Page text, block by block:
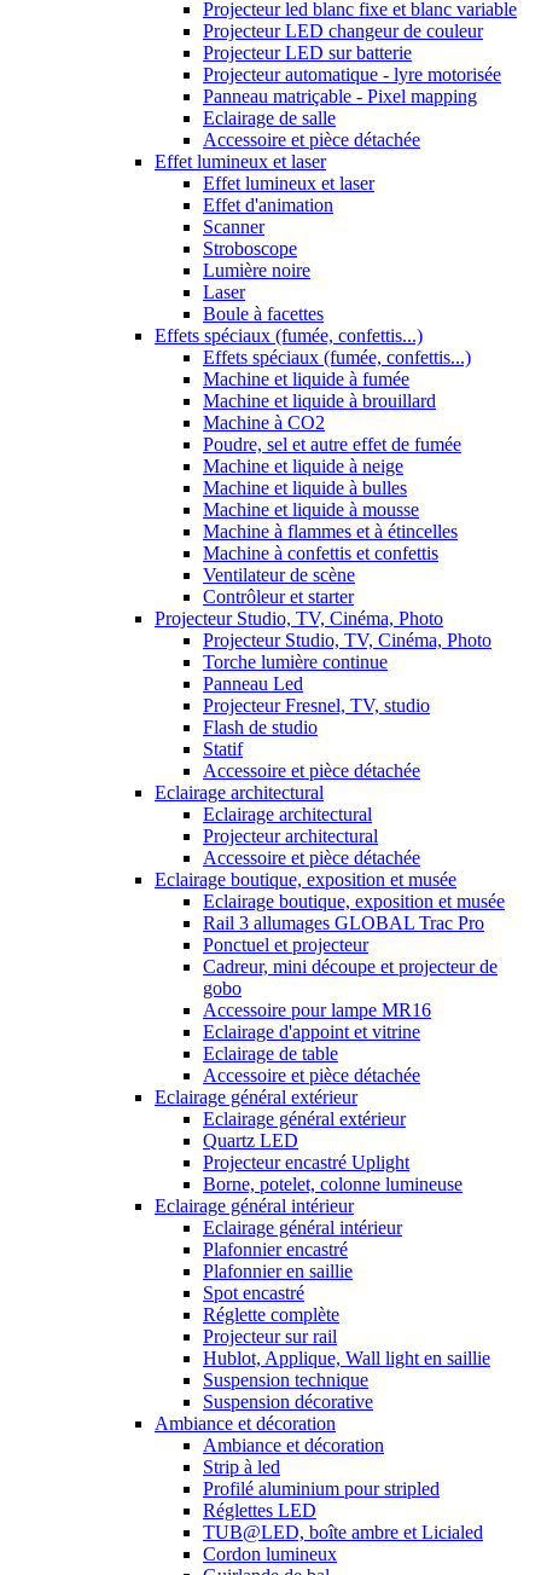
Projecteur led blanc fixe et blanc variable
Projecteur LED changeur de couleur
Projecteur LED sur batterie
Projecteur automatique - lyre motorisée
Panneau matriçable - Pixel mapping
Eclairage de salle
Accessoire et pièce détachée
Effet lumineux et laser
Effet lumineux et laser
Effet d'animation
Scanner
Stroboscope
Lumière noire
Laser
Boule à facettes
Effets spéciaux (fumée, confettis...)
Effets spéciaux (fumée, confettis...)
Machine et liquide à fumée
Machine et liquide à brouillard
Machine à CO2
Poudre, sel et autre effet de fumée
Machine et liquide à neige
Machine et liquide à bulles
Machine et liquide à mousse
Machine à flammes et à étincelles
Machine à confettis et confettis
Ventilateur de scène
Contrôleur et starter
Projecteur Studio, TV, Cinéma, Photo
Projecteur Studio, TV, Cinéma, Photo
Torche lumière continue
Panneau Led
Projecteur Fresnel, TV, studio
Flash de studio
Statif
Accessoire et pièce détachée
Eclairage architectural
Eclairage architectural
Projecteur architectural
Accessoire et pièce détachée
Eclairage boutique, exposition et musée
Eclairage boutique, exposition et musée
Rail 3 allumages GLOBAL Trac Pro
Ponctuel et projecteur
Cadreur, mini découpe et projecteur de
gobo
Accessoire pour lampe MR16
Eclairage d'appoint et vitrine
Eclairage de table
Accessoire et pièce détachée
Eclairage général extérieur
Eclairage général extérieur
Quartz LED
Projecteur encastré Uplight
Borne, potelet, colonne lumineuse
Eclairage général intérieur
Eclairage général intérieur
Plafonnier encastré
Plafonnier en saillie
Spot encastré
Réglette complète
Projecteur sur rail
Hublot, Applique, Wall light en saillie
Suspension technique
Suspension décorative
Ambiance et décoration
Ambiance et décoration
Strip à led
Profilé aluminium pour stripled
Réglettes LED
TUB@LED, boîte ambre et Licialed
Cordon lumineux